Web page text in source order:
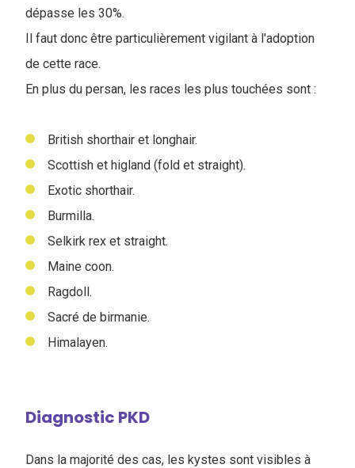
dépasse les 30%.
Il faut donc être particulièrement vigilant à l'adoption
de cette race.
En plus du persan, les races les plus touchées sont :
British shorthair et longhair.
Scottish et higland (fold et straight).
Exotic shorthair.
Burmilla.
Selkirk rex et straight.
Maine coon.
Ragdoll.
Sacré de birmanie.
Himalayen.
Diagnostic PKD
Dans la majorité des cas, les kystes sont visibles à